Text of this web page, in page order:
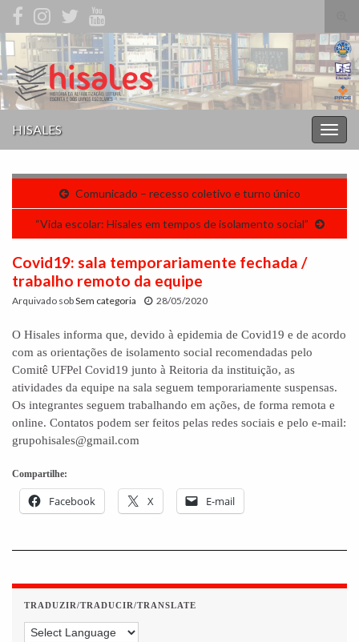
de
Search for:
HISALES
Comunicado – recesso coletivo e turno único
“Vida escolar: Hisales em tempos de isolamento social”
Covid19: sala temporariamente fechada /
trabalho remoto da equipe
Arquivado sobSem categoria 28/05/2020
O Hisales informa que, devido à epidemia de Covid19 e de acordo
com as orientações de isolamento social recomendadas pelo
Comitê UFPel Covid19 junto à Reitoria da instituição, as
atividades da equipe na sala seguem temporariamente suspensas.
Os integrantes seguem trabalhando em ações, de forma remota e
online. Contatos podem ser feitos pelas redes sociais e pelo e-mail:
grupohisales@gmail.com
Compartilhe:
Facebook X E-mail
TRADUZIR/TRADUCIR/TRANSLATE